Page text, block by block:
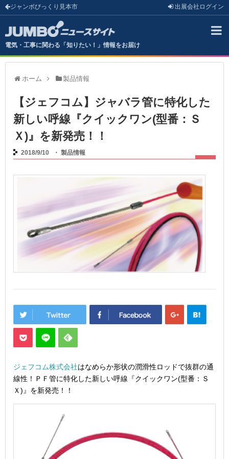
ジャンボびっくり見本市 出展会社 ログイン
電気・工事に関わる「知りたい！」情報をお届け
ホーム 製品情報
【ジェフコム】ジャバラ管に特化した
新しい呼線『クイックワン(型番：Ｓ
Ｘ)』を新発売！！
2018/9/10 ・ 製品情報
ジェフコム株式会社はなめらか形状の潤滑性ロッドで抜群の通
線性！ＰＦ管に特化した新しい呼線『クイックワン(型番：Ｓ
Ｘ)』を新発売！！